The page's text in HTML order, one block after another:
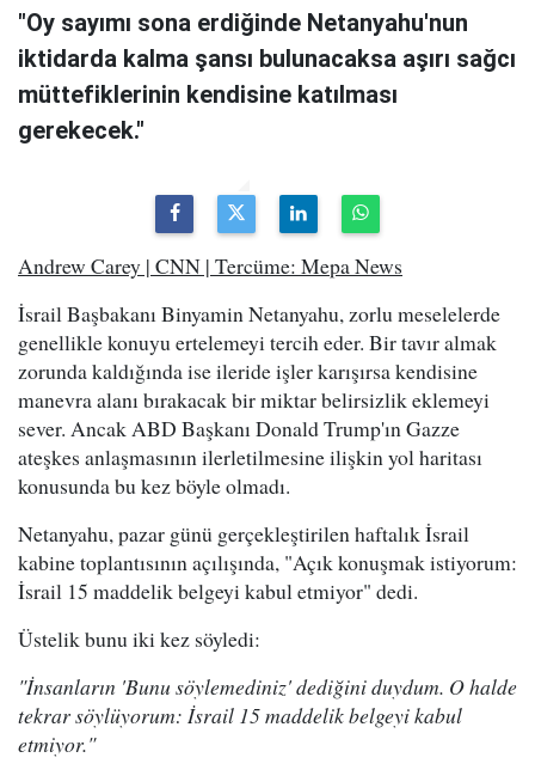
"Oy sayımı sona erdiğinde Netanyahu'nun
iktidarda kalma şansı bulunacaksa aşırı sağcı
müttefiklerinin kendisine katılması
gerekecek."
Andrew Carey | CNN | Tercüme: Mepa News
İsrail Başbakanı Binyamin Netanyahu, zorlu meselelerde
genellikle konuyu ertelemeyi tercih eder. Bir tavır almak
zorunda kaldığında ise ileride işler karışırsa kendisine
manevra alanı bırakacak bir miktar belirsizlik eklemeyi
sever. Ancak ABD Başkanı Donald Trump'ın Gazze
ateşkes anlaşmasının ilerletilmesine ilişkin yol haritası
konusunda bu kez böyle olmadı.
Netanyahu, pazar günü gerçekleştirilen haftalık İsrail
kabine toplantısının açılışında, "Açık konuşmak istiyorum:
İsrail 15 maddelik belgeyi kabul etmiyor" dedi.
Üstelik bunu iki kez söyledi:
"İnsanların 'Bunu söylemediniz' dediğini duydum. O halde
tekrar söylüyorum: İsrail 15 maddelik belgeyi kabul
etmiyor."